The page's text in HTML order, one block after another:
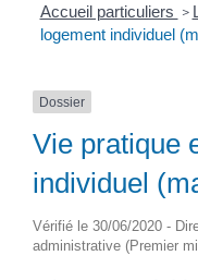
Accueil particuliers >
logement individuel
Dossier
Vie pratique
individuel
Vérifié le 30/06/2020 -
administrative (Premier